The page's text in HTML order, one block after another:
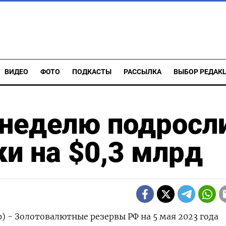
ВИДЕО ФОТО ПОДКАСТЫ РАССЫЛКА ВЫБОР
на $0,3 млрд
- Золотовалютные резервы РФ на 5 мая 2023 года